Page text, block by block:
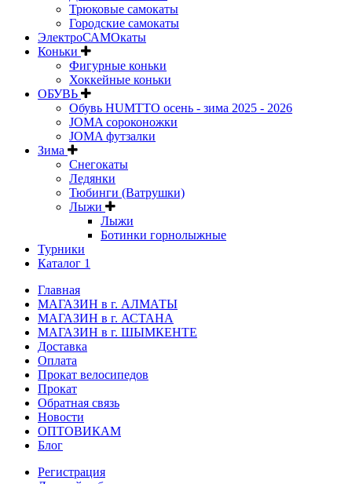
Трюковые самокаты
Городские самокаты
ЭлектроСАМОкаты
Коньки
Фигурные коньки
Хоккейные коньки
ОБУВЬ
Обувь HUMTTO осень - зима 2025 - 2026
JOMA сороконожки
JOMA футзалки
Зима
Снегокаты
Ледянки
Тюбинги (Ватрушки)
Лыжи
Лыжи
Ботинки горнолыжные
Турники
Каталог 1
Главная
МАГАЗИН в г. АЛМАТЫ
МАГАЗИН в г. АСТАНА
МАГАЗИН в г. ШЫМКЕНТЕ
Доставка
Оплата
Прокат велосипедов
Прокат
Обратная связь
Новости
ОПТОВИКАМ
Блог
Регистрация